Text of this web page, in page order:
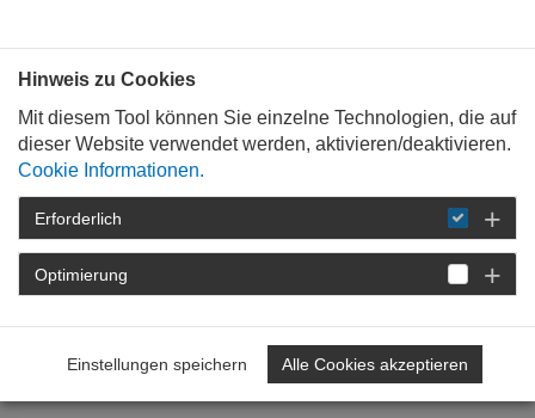
STARTSEITE
DETAIL
Ausschreibung und Vergabe
durch Architekten
Hinweis zu Cookies
Mit diesem Tool können Sie einzelne Technologien, die auf
dieser Website verwendet werden, aktivieren/deaktivieren.
Cookie Informationen.
Erforderlich
Optimierung
Einstellungen speichern Alle Cookies akzeptieren